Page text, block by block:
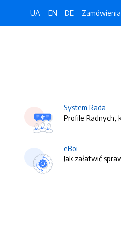
UA EN DE
System Rada
Profile Radnych,
eBoi
Jak załatwić